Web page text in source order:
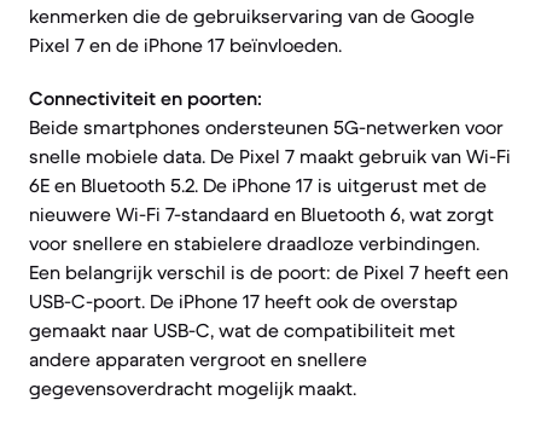
kenmerken die de gebruikservaring van de Google
Pixel 7 en de iPhone 17 beïnvloeden.
Connectiviteit en poorten:
Beide smartphones ondersteunen 5G-netwerken voor
snelle mobiele data. De Pixel 7 maakt gebruik van Wi-Fi
6E en Bluetooth 5.2. De iPhone 17 is uitgerust met de
nieuwere Wi-Fi 7-standaard en Bluetooth 6, wat zorgt
voor snellere en stabielere draadloze verbindingen.
Een belangrijk verschil is de poort: de Pixel 7 heeft een
USB-C-poort. De iPhone 17 heeft ook de overstap
gemaakt naar USB-C, wat de compatibiliteit met
andere apparaten vergroot en snellere
gegevensoverdracht mogelijk maakt.